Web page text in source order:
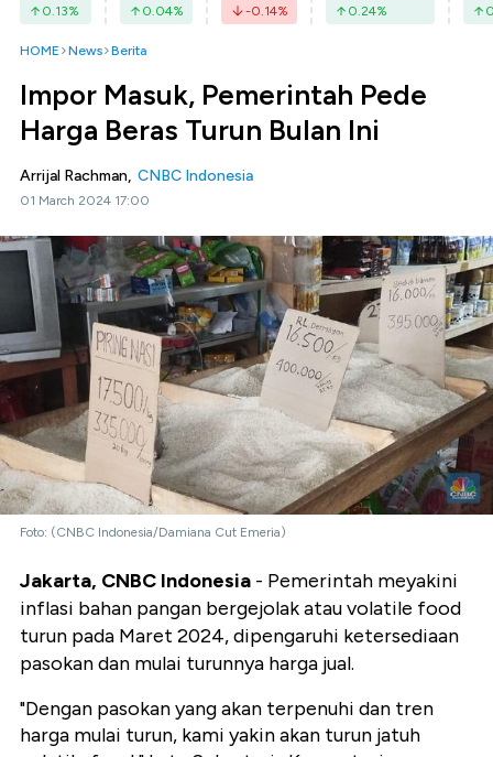
0.13% 0.04% -0.14% 0.24%
HOME News Berita
Impor Masuk, Pemerintah Pede
Harga Beras Turun Bulan Ini
Arrijal Rachman, CNBC Indonesia
01 March 2024 17:00
Foto: (CNBC Indonesia/Damiana Cut Emeria)
Jakarta, CNBC Indonesia - Pemerintah meyakini
inflasi bahan pangan bergejolak atau volatile food
turun pada Maret 2024, dipengaruhi ketersediaan
pasokan dan mulai turunnya harga jual.
"Dengan pasokan yang akan terpenuhi dan tren
harga mulai turun, kami yakin akan turun jatuh